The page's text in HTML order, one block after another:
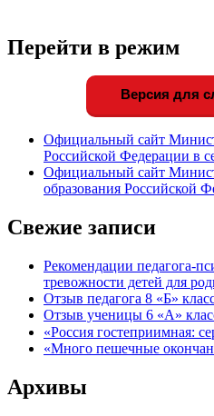
Перейти в режим
Версия для
Официальный сайт
Российской Федерации в
Официальный сайт
образования Российской
Свежие записи
Рекомендации педагога-
тревожности детей для
Отзыв педагога 8 «Б»
Отзыв ученицы 6 «А»
«Россия гостеприимная:
«Много пешечные
Архивы